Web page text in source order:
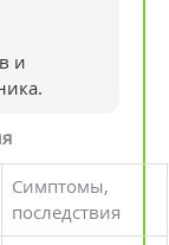
и
Симптомы,
последствия